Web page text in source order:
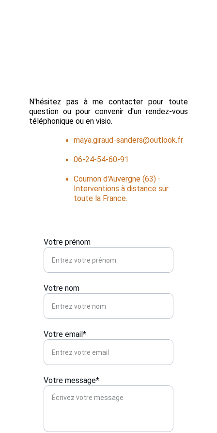
N'hésitez pas à me contacter pour toute
question ou pour convenir d'un rendez-vous
téléphonique ou en visio.
maya.giraud-sanders@outlook.fr
06-24-54-60-91
Cournon d'Auvergne (63) -
Interventions à distance sur
toute la France.
Votre prénom
Votre nom
Votre email*
Votre message*